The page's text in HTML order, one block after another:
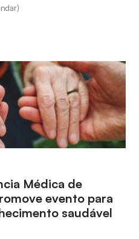
Médica de
evento para
saudável